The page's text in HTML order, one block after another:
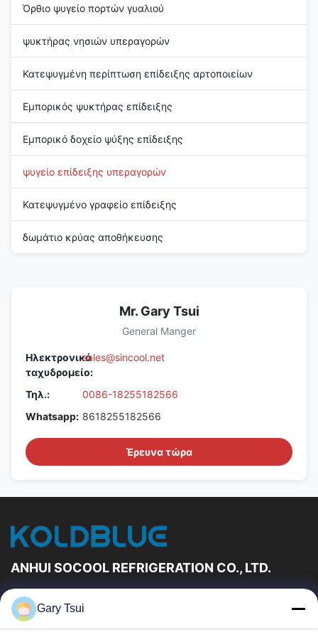
Όρθιο ψυγείο πορτών γυαλιού
ψυκτήρας νησιών υπεραγορών
Κατεψυγμένη περίπτωση επίδειξης αρτοποιείων
Εμπορικός ψυκτήρας επίδειξης
Εμπορικό δοχείο ψύξης επίδειξης
ψυγείο επίδειξης υπεραγορών
Κατεψυγμένο γραφείο επίδειξης
δωμάτιο κρύας αποθήκευσης
Mr. Gary Tsui
General Manger
Ηλεκτρονικό
ταχυδρομείο:
sales@sincool.net
Τηλ.:
0086-18255182566
Whatsapp: 8618255182566
Έρευνα τώρα
ANHUI SOCOOL REFRIGERATION CO., LTD.
Γρήγορες Συνδέσεις
Σπίτι
Gary Tsui